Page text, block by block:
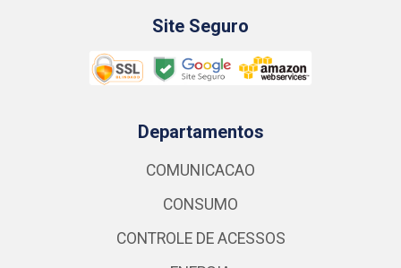
Site Seguro
Departamentos
COMUNICACAO
CONSUMO
CONTROLE DE ACESSOS